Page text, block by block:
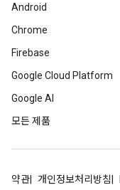
Android
Chrome
Firebase
Google Cloud Platform
Google AI
모든 제품
약관 개인정보처리방침